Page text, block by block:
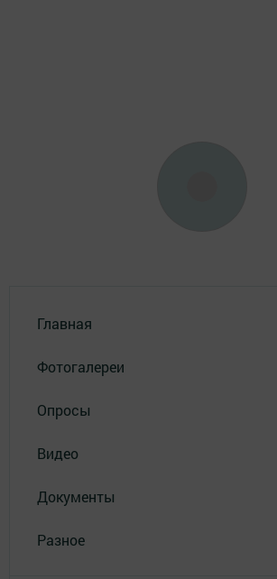
Главная
Фотогалереи
Опросы
Видео
Документы
Разное